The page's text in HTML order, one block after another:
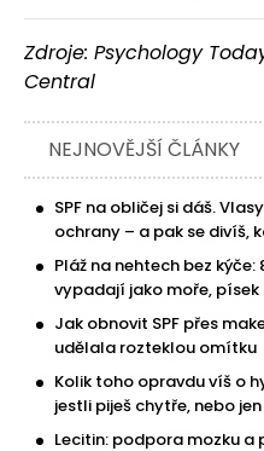
Zdroje: Psychology
Central
NEJNOVĚJŠÍ ČLÁNKY
SPF na obličej si dáš.
ochrany – a pak se divíš,
Pláž na nehtech bez
vypadají jako moře,
Jak obnovit SPF přes
udělala rozteklou omítku
Kolik toho opravdu víš o
jestli piješ chytře, nebo
Lecitin: podpora mozku a